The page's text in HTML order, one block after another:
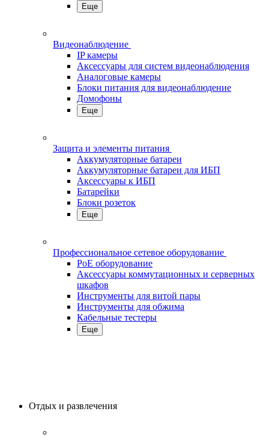
Еще
Видеонаблюдение
IP камеры
Аксессуары для систем видеонаблюдения
Аналоговые камеры
Блоки питания для видеонаблюдение
Домофоны
Еще
Защита и элементы питания
Аккумуляторные батареи
Аккумуляторные батареи для ИБП
Аксессуары к ИБП
Батарейки
Блоки розеток
Еще
Профессиональное сетевое оборудование
PoE оборудование
Аксессуары коммутационных и серверных
шкафов
Инструменты для витой пары
Инструменты для обжима
Кабельные тестеры
Еще
Отдых и развлечения